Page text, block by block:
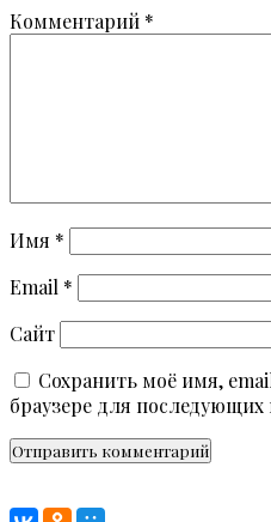
Комментарий *
Имя *
Email *
Сайт
Сохранить моё имя,
браузере для